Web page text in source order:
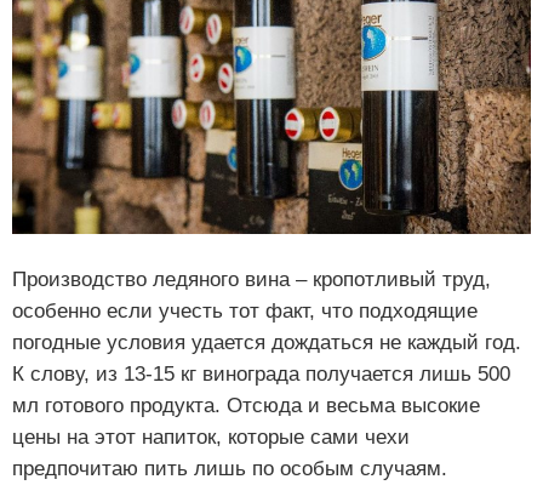
Производство ледяного вина – кропотливый труд,
особенно если учесть тот факт, что подходящие
погодные условия удается дождаться не каждый год.
К слову, из 13-15 кг винограда получается лишь 500
мл готового продукта. Отсюда и весьма высокие
цены на этот напиток, которые сами чехи
предпочитаю пить лишь по особым случаям.